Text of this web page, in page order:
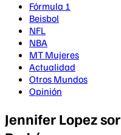
Fórmula 1
Beisbol
NFL
NBA
MT Mujeres
Actualidad
Otros Mundos
Opinión
Jennifer Lopez